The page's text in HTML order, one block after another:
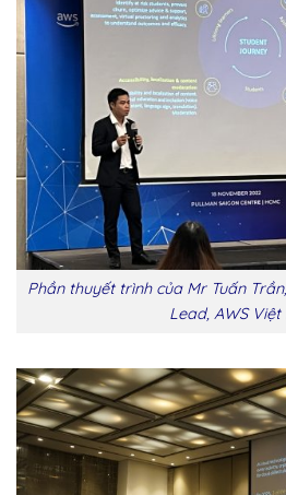
Phần thuyết trình của Mr Tuấn
Lead, AWS Việt